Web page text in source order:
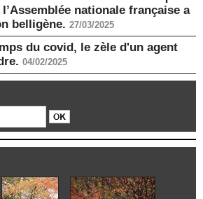
nationale française a
belligène. 27/03/2025
du covid, le zèle d'un agent
04/02/2025